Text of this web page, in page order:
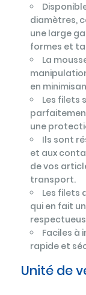
diamètres,
une large
formes et
La
en
Les filets
une
Ils sont
et aux
de vos
transport.
Les filets
qui en fait
Faciles à
rapide et
Unité de